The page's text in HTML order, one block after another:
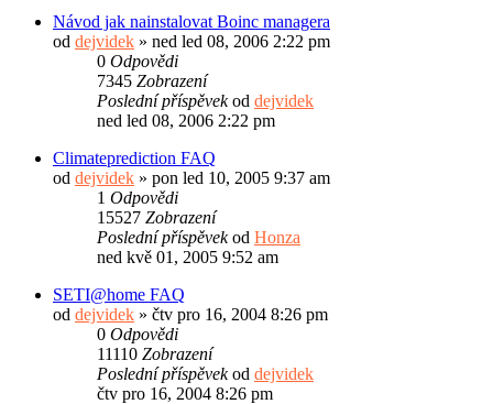
Návod jak nainstalovat Boinc managera
od dejvidek » ned led 08, 2006 2:22 pm
0 Odpovědi
7345 Zobrazení
Poslední příspěvekod dejvidek
ned led 08, 2006 2:22 pm
Climateprediction FAQ
od dejvidek » pon led 10, 2005 9:37 am
1 Odpovědi
15527 Zobrazení
Poslední příspěvekod Honza
ned kvě 01, 2005 9:52 am
SETI@home FAQ
od dejvidek » čtv pro 16, 2004 8:26 pm
0 Odpovědi
11110 Zobrazení
Poslední příspěvekod dejvidek
čtv pro 16, 2004 8:26 pm